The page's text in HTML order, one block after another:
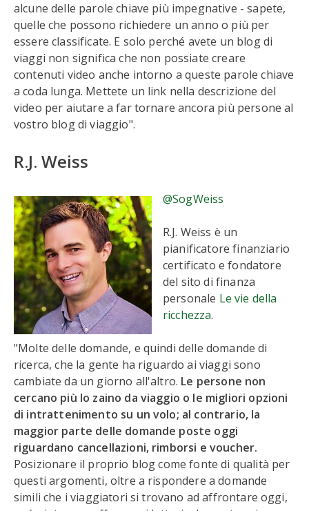
alcune delle parole chiave più impegnative - sapete,
quelle che possono richiedere un anno o più per
essere classificate. E solo perché avete un blog di
viaggi non significa che non possiate creare
contenuti video anche intorno a queste parole chiave
a coda lunga. Mettete un link nella descrizione del
video per aiutare a far tornare ancora più persone al
vostro blog di viaggio".
R.J. Weiss
@SogWeiss
R.J. Weiss è un
pianificatore finanziario
certificato e fondatore
del sito di finanza
personale Le vie della
ricchezza.
"Molte delle domande, e quindi delle domande di
ricerca, che la gente ha riguardo ai viaggi sono
cambiate da un giorno all'altro. Le persone non
cercano più lo zaino da viaggio o le migliori opzioni
di intrattenimento su un volo; al contrario, la
maggior parte delle domande poste oggi
riguardano cancellazioni, rimborsi e voucher.
Posizionare il proprio blog come fonte di qualità per
questi argomenti, oltre a rispondere a domande
simili che i viaggiatori si trovano ad affrontare oggi,